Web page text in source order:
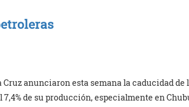
anunciaron esta semana la caducidad de
de su producción, especialmente en